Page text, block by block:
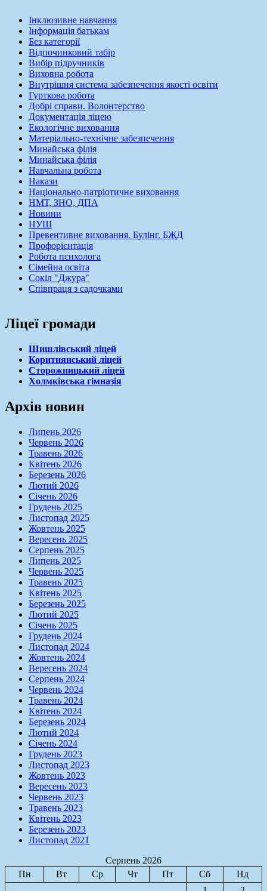
Інклюзивне навчання
Інформація батькам
Без категорії
Відпочинковий табір
Вибір підручників
Виховна робота
Внутрішня система забезпечення якості освіти
Гурткова робота
Добрі справи. Волонтерство
Документація ліцею
Екологічне виховання
Матеріально-технічне забезпечення
Минайська філія
Минайська філія
Навчальна робота
Накази
Національно-патріотичне виховання
НМТ, ЗНО, ДПА
Новини
НУШ
Превентивне виховання. Булінг. БЖД
Профорієнтація
Робота психолога
Сімейна освіта
Сокіл "Джура"
Співпраця з садочками
Ліцеї громади
Шишлівський ліцей
Коритнянський ліцей
Сторожницький ліцей
Холмківська гімназія
Архів новин
Липень 2026
Червень 2026
Травень 2026
Квітень 2026
Березень 2026
Лютий 2026
Січень 2026
Грудень 2025
Листопад 2025
Жовтень 2025
Вересень 2025
Серпень 2025
Липень 2025
Червень 2025
Травень 2025
Квітень 2025
Березень 2025
Лютий 2025
Січень 2025
Грудень 2024
Листопад 2024
Жовтень 2024
Вересень 2024
Серпень 2024
Червень 2024
Травень 2024
Квітень 2024
Березень 2024
Лютий 2024
Січень 2024
Грудень 2023
Листопад 2023
Жовтень 2023
Вересень 2023
Червень 2023
Травень 2023
Квітень 2023
Березень 2023
Листопад 2021
Серпень 2026
Пн
Вт Ср Чт Пт Сб
Нд